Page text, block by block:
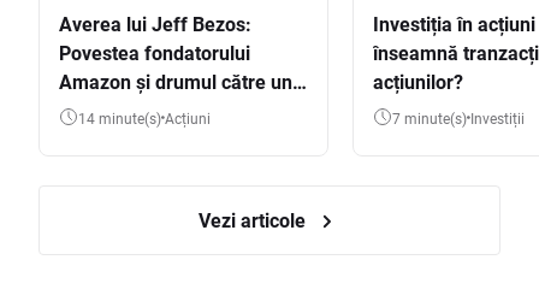
Averea lui Jeff Bezos:
Povestea fondatorului
Amazon și drumul către una
dintre cele mai mari averi
14 minute(s) Acțiuni
Investiția în
înseamnă
acțiunilor?
7 minute(s) Investiții
Vezi articole